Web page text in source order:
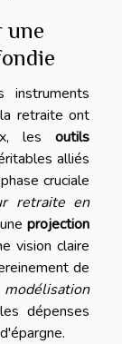
une
instruments
retraite ont
les outils
alliés
cruciale
retraite en
projection
vision claire
de
modélisation
dépenses